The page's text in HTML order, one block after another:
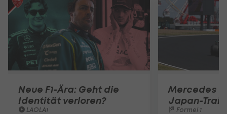
Neue F1-Ära: Geht die
Identität verloren?
LAOLA1
Mercedes
Japan-
Formel 1